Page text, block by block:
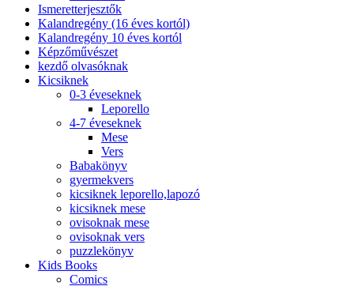
Ismeretterjesztők
Kalandregény (16 éves kortól)
Kalandregény 10 éves kortól
Képzőművészet
kezdő olvasóknak
Kicsiknek
0-3 éveseknek
Leporello
4-7 éveseknek
Mese
Vers
Babakönyv
gyermekvers
kicsiknek leporello,lapozó
kicsiknek mese
ovisoknak mese
ovisoknak vers
puzzlekönyv
Kids Books
Comics